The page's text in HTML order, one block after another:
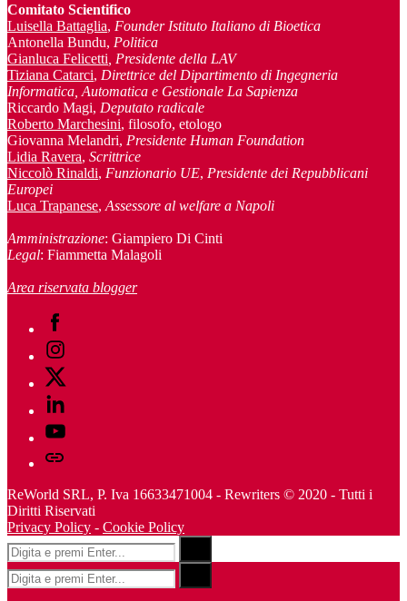
Comitato Scientifico
Luisella Battaglia, Founder Istituto Italiano di Bioetica
Antonella Bundu, Politica
Gianluca Felicetti , Presidente della LAV
Tiziana Catarci, Direttrice del Dipartimento di Ingegneria
Informatica, Automatica e Gestionale La Sapienza
Riccardo Magi, Deputato radicale
Roberto Marchesini, filosofo, etologo
Giovanna Melandri, Presidente Human Foundation
Lidia Ravera, Scrittrice
Niccolò Rinaldi, Funzionario UE, Presidente dei Repubblicani
Europei
Luca Trapanese, Assessore al welfare a Napoli
Amministrazione: Giampiero Di Cinti
Legal: Fiammetta Malagoli
Area riservata blogger
Facebook
Instagram
Twitter
Linkedin
Youtube
Telegram
ReWorld SRL, P. Iva 16633471004 - Rewriters © 2020 - Tutti i
Diritti Riservati
Privacy Policy - Cookie Policy
Risultati
per:
Risultati
per: